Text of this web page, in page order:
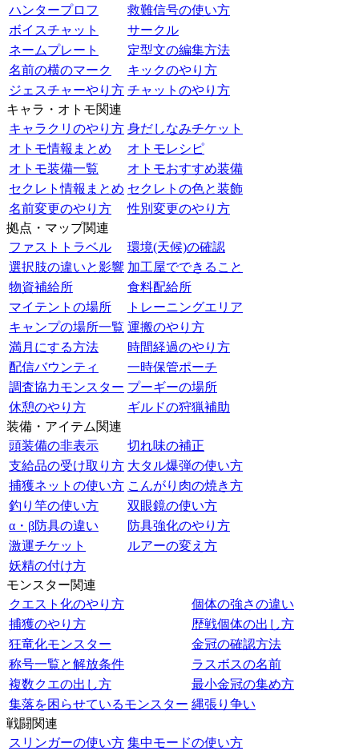
ハンタープロフ
救難信号の使い方
ボイスチャット
サークル
ネームプレート
定型文の編集方法
名前の横のマーク
キックのやり方
ジェスチャーやり方 チャットのやり方
キャラ・オトモ関連
キャラクリのやり方 身だしなみチケット
オトモ情報まとめ
オトモレシピ
オトモ装備一覧
オトモおすすめ装備
セクレト情報まとめ セクレトの色と装飾
名前変更のやり方
性別変更のやり方
拠点・マップ関連
ファストトラベル
環境(天候)の確認
選択肢の違いと影響 加工屋でできること
物資補給所
食料配給所
マイテントの場所
トレーニングエリア
キャンプの場所一覧 運搬のやり方
満月にする方法
時間経過のやり方
配信バウンティ
一時保管ポーチ
調査協力モンスター プーギーの場所
休憩のやり方
ギルドの狩猟補助
装備・アイテム関連
頭装備の非表示
切れ味の補正
支給品の受け取り方 大タル爆弾の使い方
捕獲ネットの使い方 こんがり肉の焼き方
釣り竿の使い方
双眼鏡の使い方
α・β防具の違い
防具強化のやり方
激運チケット
ルアーの変え方
妖精の付け方
モンスター関連
クエスト化のやり方
個体の強さの違い
捕獲のやり方
歴戦個体の出し方
狂竜化モンスター
金冠の確認方法
称号一覧と解放条件
ラスボスの名前
複数クエの出し方
最小金冠の集め方
集落を困らせているモンスター 縄張り争い
戦闘関連
スリンガーの使い方 集中モードの使い方